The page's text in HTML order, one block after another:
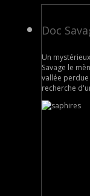
Doc
Un
Savage le
vallée
recherche